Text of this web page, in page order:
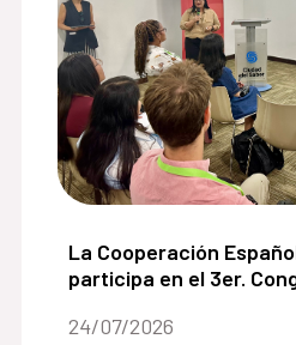
de cooperación con la
La Cooperación
La Cooperación
participa en el 3er.
soluciones basadas en
Date of the news::
24/07/2026